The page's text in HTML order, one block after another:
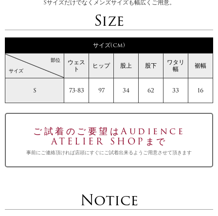
Sサイズだけでなくメンズサイズも幅広くご用意。
Size
サイズ(cm)
サイズ
部位 ウェス
ト ヒップ 股上 股下 ワタリ
幅 裾幅
S 73-83 97 34 62 33 16
ご試着のご要望はAudience
ATELIER SHOPまで
事前にご連絡頂ければ店頭にすぐにご試着出来るようご用意させて頂きます
Notice